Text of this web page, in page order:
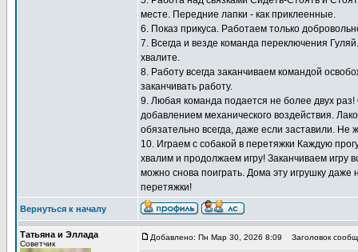
месте. Передние лапки - как приклеенные.
6. Показ прикуса. Работаем только
7. Всегда и везде команда переключения
хвалите.
8. Работу всегда заканчиваем командой
заканчивать работу.
9. Любая команда подается не более двух
добавлением механического воздействия.
обязательно всегда, даже если заставили. Не
10. Играем с собакой в перетяжки Каждую
хвалим и продолжаем игру! Заканчиваем игру
можно снова поиграть. Дома эту игрушку даже
перетяжки!
Вернуться к началу
Татьяна и Эллада
Советчик
Добавлено: Пн Мар 30, 2026 8:09 Заголовок